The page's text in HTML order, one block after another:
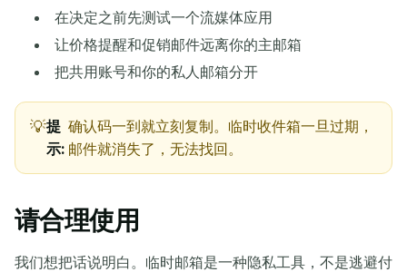
在决定之前先测试一个流媒体应用
让价格提醒和促销邮件远离你的主邮箱
把共用账号和你的私人邮箱分开
提
示:
确认码一到就立刻复制。临时收件箱一旦过期，
邮件就消失了，无法找回。
请合理使用
我们想把话说明白。临时邮箱是一种隐私工具，不是逃避付